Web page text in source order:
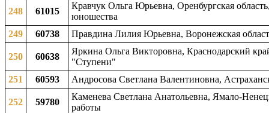
248 61015
Кравчук Ольга Юрьевна, Оренбургская
юношества
249
60738 Правдина Лилия Юрьевна, Воронежская
250 60638
Яркина Ольга Викторовна, Краснодарский
"Ступени"
251
60593 Андросова Светлана Валентиновна,
252 59780
Каменева Светлана Анатольевна, Ямало-
работы